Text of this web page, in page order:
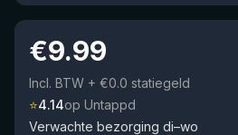
€9.99
Incl. BTW + €0.0 statiegeld
⭐4.14op Untappd
Verwachte bezorging di–wo